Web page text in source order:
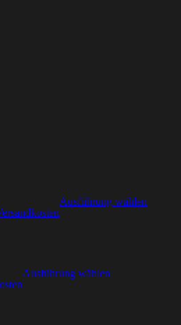
Ausführung wählen
Ausführung wählen